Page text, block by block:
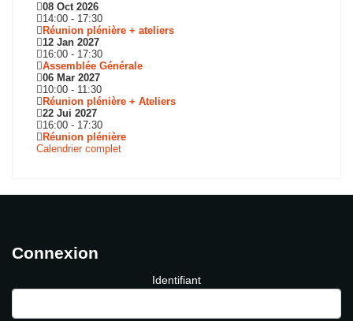
08 Oct 2026
14:00 - 17:30
Réunion plénière + ateliers
12 Jan 2027
16:00 - 17:30
Assemblée Générale
06 Mar 2027
10:00 - 11:30
Réunion plénière + Ateliers
22 Jui 2027
16:00 - 17:30
Réunion plénière
Calendrier complet
Connexion
Identifiant